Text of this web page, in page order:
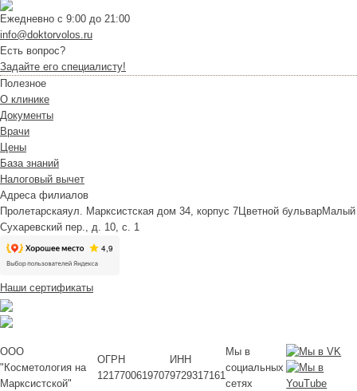
Ежедневно с 9:00 до 21:00
info@doktorvolos.ru
Есть вопрос?
Задайте его специалисту!
Полезное
О клинике
Документы
Врачи
Цены
База знаний
Налоговый вычет
Адреса филиалов
Пролетарскаяул. Марксистская дом 34, корпус 7Цветной бульварМалый
Сухаревский пер., д. 10, с. 1
Наши сертификаты
ООО
"Косметология на
Марксистской"
ОГРН
1217700619707
ИНН
9729317161
Мы в
социальных
сетях